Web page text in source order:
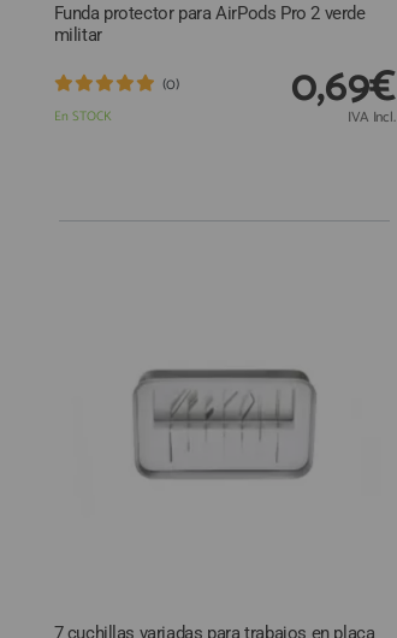
Funda protector para AirPods Pro 2 verde
militar
En STOCK
(0) 0,69€
IVA Incl.